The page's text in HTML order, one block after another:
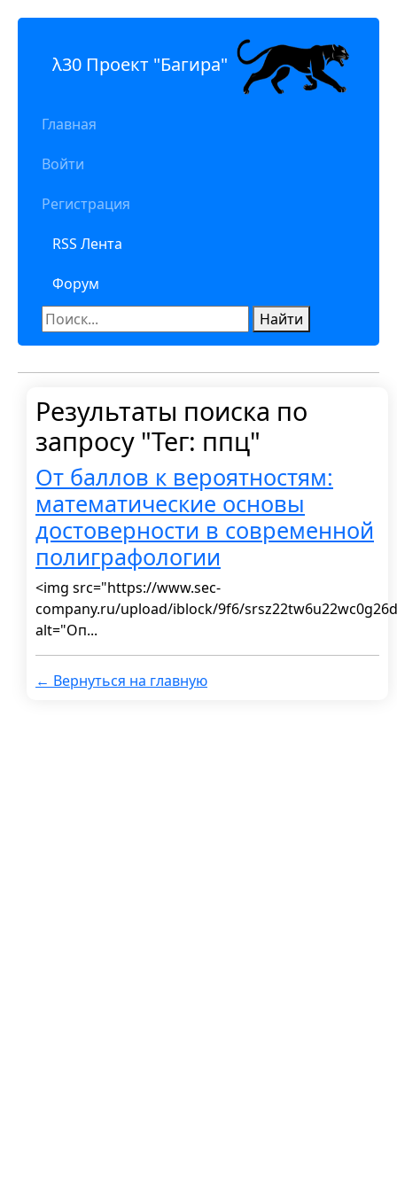
λ30 Проект "Багира"
Главная
Войти
Регистрация
RSS Лента
Форум
Найти
Результаты поиска по
запросу "Тег: ппц"
От баллов к вероятностям:
математические основы
достоверности в современной
полиграфологии
<img src="https://www.sec-
company.ru/upload/iblock/9f6/
alt="Оп...
← Вернуться на главную